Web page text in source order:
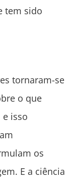
tem sido
tornaram-se
o que
isso
os
E a ciência